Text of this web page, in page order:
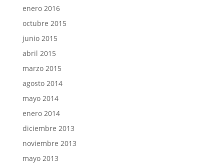
enero 2016
octubre 2015
junio 2015
abril 2015
marzo 2015
agosto 2014
mayo 2014
enero 2014
diciembre 2013
noviembre 2013
mayo 2013